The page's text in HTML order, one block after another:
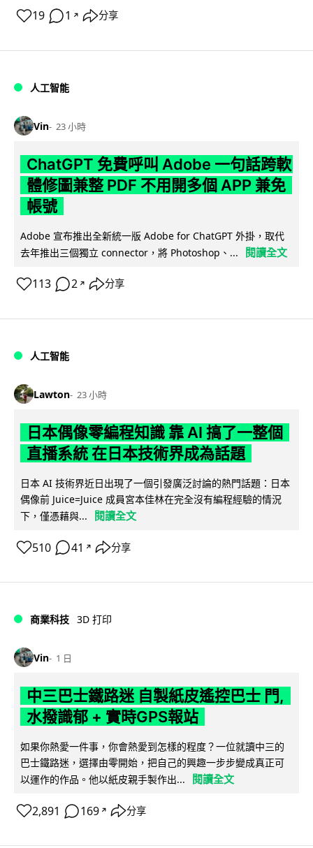
19 1 ↗ 分享
人工智能
Vin 23 小時
ChatGPT 免費呼叫 Adobe 一句話跨軟
體修圖兼整 PDF 不用開多個 APP 兼免
帳號
Adobe 宣布推出全新統一版 Adobe for ChatGPT 外掛，取代
去年推出三個獨立 connector，將 Photoshop、...
閱讀全文
113 2 ↗ 分享
人工智能
Lawton 23 小時
日本偶像零編程知識 靠 AI 搞了一整個
直播系統 在日本技術界成為話題
日本 AI 技術界近日出現了一個引發廣泛討論的熱門話題：日本
偶像前 Juice=Juice 成員宮本佳林在完全沒有編程經驗的情況
下，僅憑藉與...
閱讀全文
510 41 ↗ 分享
商業科技 3D 打印
Vin 1 日
中三巴士鐵路迷 自製紙皮遙控巴士 門,
水撥識郁 + 實時GPS報站
如果你熱愛一件事，你會熱愛到怎樣的程度？一位就讀中三的
巴士鐵路迷，選擇由零開始，把自己的興趣一步步變成真正可
以運作的作品。他以紙皮親手製作出...
閱讀全文
2,891 169 ↗ 分享